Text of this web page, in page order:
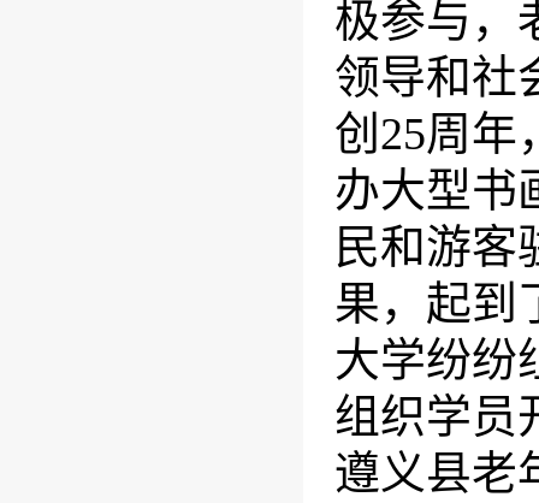
极参与，
领导和社
创25周年
办大型书
民和游客
果，起到
大学纷纷
组织学员
遵义县老